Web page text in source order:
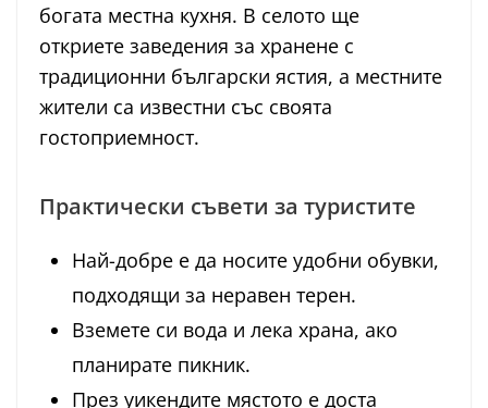
богата местна кухня. В селото ще
откриете заведения за хранене с
традиционни български ястия, а местните
жители са известни със своята
гостоприемност.
Практически съвети за туристите
Най-добре е да носите удобни обувки,
подходящи за неравен терен.
Вземете си вода и лека храна, ако
планирате пикник.
През уикендите мястото е доста